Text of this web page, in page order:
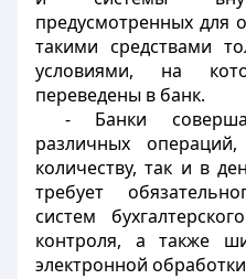
предусмотренных для
такими средствами
условиями, на
переведены в банк.
- Банки
различных
количеству, так и в
требует
систем
контроля, а также
электронной